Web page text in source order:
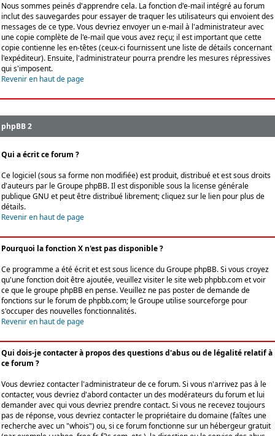
Nous sommes peinés d'apprendre cela. La fonction d'e-mail intégré au forum
inclut des sauvegardes pour essayer de traquer les utilisateurs qui envoient des
messages de ce type. Vous devriez envoyer un e-mail à l'administrateur avec
une copie complète de l'e-mail que vous avez reçu; il est important que cette
copie contienne les en-têtes (ceux-ci fournissent une liste de détails concernant
l'expéditeur). Ensuite, l'administrateur pourra prendre les mesures répressives
qui s'imposent.
Revenir en haut de page
phpBB 2
Qui a écrit ce forum ?
Ce logiciel (sous sa forme non modifiée) est produit, distribué et est sous droits
d'auteurs par leGroupe phpBB. Il est disponible sous la license générale
publique GNU et peut être distribué librement; cliquez sur le lien pour plus de
détails.
Revenir en haut de page
Pourquoi la fonction X n'est pas disponible ?
Ce programme a été écrit et est sous licence du Groupe phpBB. Si vous croyez
qu'une fonction doit être ajoutée, veuillez visiter le site web phpbb.com et voir
ce que le groupe phpBB en pense. Veuillez ne pas poster de demande de
fonctions sur le forum de phpbb.com; le Groupe utilise sourceforge pour
s'occuper des nouvelles fonctionnalités.
Revenir en haut de page
Qui dois-je contacter à propos des questions d'abus ou de légalité relatif à
ce forum ?
Vous devriez contacter l'administrateur de ce forum. Si vous n'arrivez pas à le
contacter, vous devriez d'abord contacter un des modérateurs du forum et lui
demander avec qui vous devriez prendre contact. Si vous ne recevez toujours
pas de réponse, vous devriez contacter le propriétaire du domaine (faîtes une
recherche avec un "whois") ou, si ce forum fonctionne sur un hébergeur gratuit